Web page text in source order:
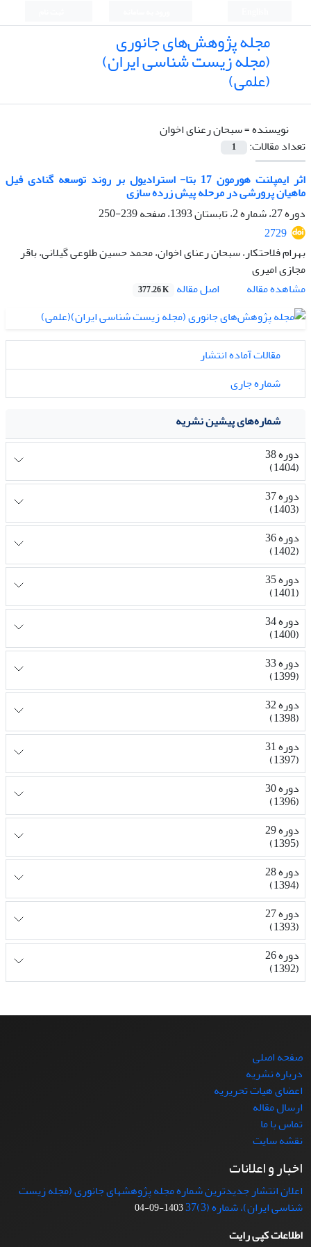
مجله پژوهش‌های جانوری
(مجله زیست شناسی ایران)
(علمی)
نویسنده =سبحان رعنای اخوان
تعداد مقالات:
1
اثر ایمپلنت هورمون 17 بتا- استرادیول بر روند توسعه گنادی فیل
ماهیان پرورشی در مرحله پیش زرده سازی
دوره 27، شماره 2، تابستان 1393، صفحه
239-250
2729
بهرام فلاحتکار، سبحان رعنای اخوان، محمد حسین طلوعی گیلانی، باقر
مجازی امیری
مشاهده مقاله
اصل مقاله 377.26 K
مقالات آماده انتشار
شماره جاری
شماره‌های پیشین نشریه
دوره 38
(1404)
دوره 37
(1403)
دوره 36
(1402)
دوره 35
(1401)
دوره 34
(1400)
دوره 33
(1399)
دوره 32
(1398)
دوره 31
(1397)
دوره 30
(1396)
دوره 29
(1395)
دوره 28
(1394)
دوره 27
(1393)
دوره 26
(1392)
صفحه اصلی
درباره نشریه
اعضای هیات تحریریه
ارسال مقاله
تماس با ما
نقشه سایت
اخبار و اعلانات
اعلان انتشار جدیدترین شماره مجله پژوهشهای جانوری (مجله زیست
شناسی ایران)، شماره (3)37
1403-09-04
اطلاعات کپی رایت